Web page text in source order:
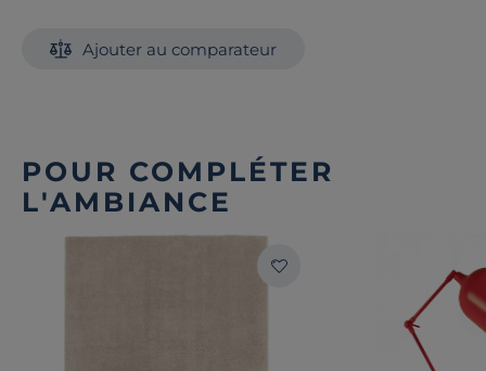
Ajouter au comparateur
POUR COMPLÉTER
L'AMBIANCE